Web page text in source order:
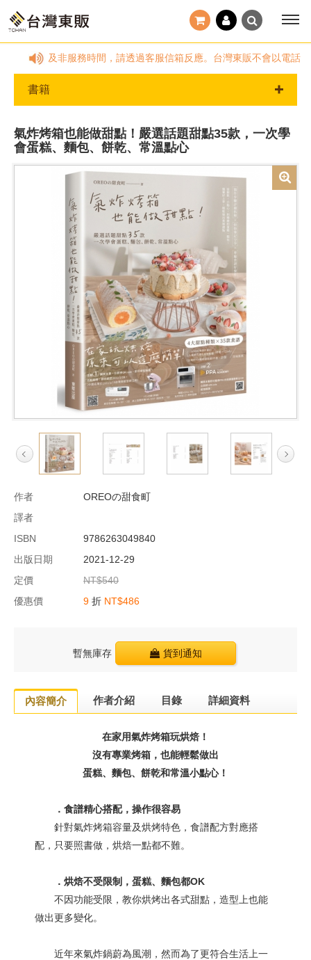
日及非服務時間，請透過客服信箱反應。台灣東販不會以電話告知
書籍
氣炸烤箱也能做甜點！嚴選話題甜點35款，一次學
會蛋糕、麵包、餅乾、常溫點心
作者
OREOの甜食町
譯者
ISBN
9786263049840
出版日期
2021-12-29
定價
NT$540
優惠價
9 折 NT$486
暫無庫存 貨到通知
內容簡介 作者介紹 目錄 詳細資料
在家用氣炸烤箱玩烘焙！
沒有專業烤箱，也能輕鬆做出
蛋糕、麵包、餅乾和常溫小點心！
．食譜精心搭配，操作很容易
針對氣炸烤箱容量及烘烤特色，食譜配方對應搭
配，只要照書做，烘焙一點都不難。
．烘焙不受限制，蛋糕、麵包都OK
不因功能受限，教你烘烤出各式甜點，造型上也能
做出更多變化。
近年來氣炸鍋蔚為風潮，然而為了更符合生活上一